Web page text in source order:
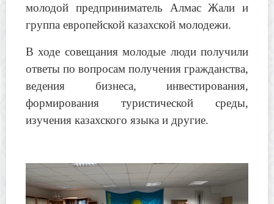
молодой предприниматель Алмас Жали и
группа европейской казахской молодежи.
В ходе совещания молодые люди получили
ответы по вопросам получения гражданства,
ведения бизнеса, инвестирования,
формирования туристической среды,
изучения казахского языка и другие.